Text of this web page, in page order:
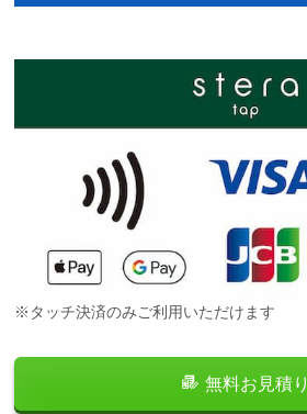
※タッチ決済のみご利用いただけます
無料お見積り